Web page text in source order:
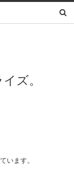
ズ。
います。